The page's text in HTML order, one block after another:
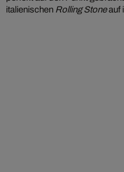
italienischen Rolling Stoneauf